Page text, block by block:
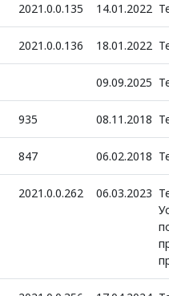
2021.0.0.135 14.01.2022
2021.0.0.136 18.01.2022
09.09.2025
935 08.11.2018
847 06.02.2018
2021.0.0.262 06.03.2023